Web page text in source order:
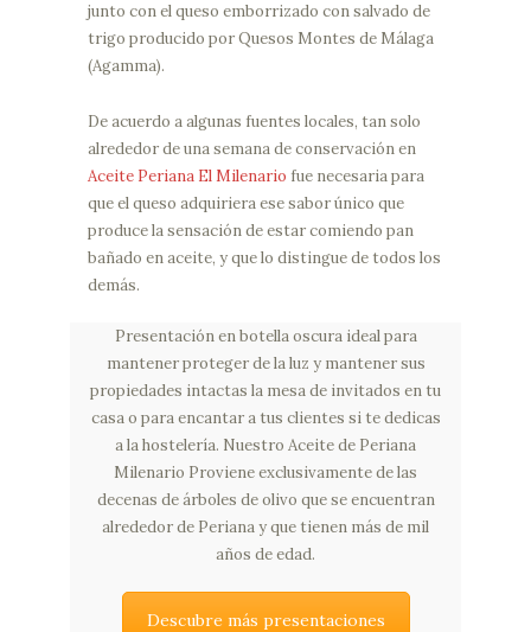
junto con el queso emborrizado con salvado de
trigo producido por Quesos Montes de Málaga
(Agamma).
De acuerdo a algunas fuentes locales, tan solo
alrededor de una semana de conservación en
Aceite Periana El Milenario fue necesaria para
que el queso adquiriera ese sabor único que
produce la sensación de estar comiendo pan
bañado en aceite, y que lo distingue de todos los
demás.
Presentación en botella oscura ideal para
mantener proteger de la luz y mantener sus
propiedades intactas la mesa de invitados en tu
casa o para encantar a tus clientes si te dedicas
a la hostelería. Nuestro Aceite de Periana
Milenario Proviene exclusivamente de las
decenas de árboles de olivo que se encuentran
alrededor de Periana y que tienen más de mil
años de edad.
Descubre más presentaciones